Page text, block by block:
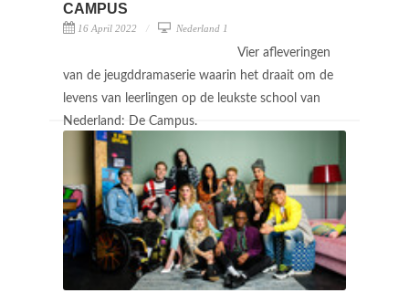
CAMPUS
16 April 2022 Nederland 1
Vier afleveringen
van de jeugddramaserie waarin het draait om de
levens van leerlingen op de leukste school van
Nederland: De Campus.